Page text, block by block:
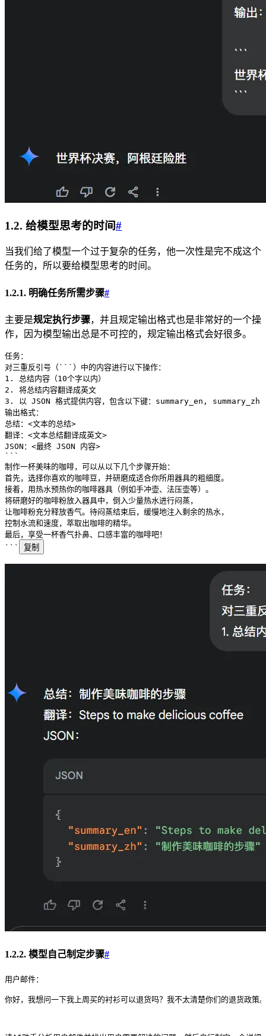
1.2. 给模型思考的时间#
当我们给了模型一个过于复杂的任务，他一次性是完不成这个
任务的，所以要给模型思考的时间。
1.2.1. 明确任务所需步骤#
主要是规定执行步骤，并且规定输出格式也是非常好的一个操
作，因为模型输出总是不可控的，规定输出格式会好很多。
任务：
对三重反引号（```）中的内容进行以下操作：
1. 总结内容（10个字以内）
2. 将总结内容翻译成英文
3. 以 JSON 格式提供内容，包含以下键：summary_en, summary_zh
输出格式：
总结：<文本的总结>
翻译：<文本总结翻译成英文>
JSON：<最终 JSON 内容>
```
制作一杯美味的咖啡，可以从以下几个步骤开始：
首先，选择你喜欢的咖啡豆，并研磨成适合你所用器具的粗细度。
接着，用热水预热你的咖啡器具（例如手冲壶、法压壶等）。
将研磨好的咖啡粉放入器具中，倒入少量热水进行闷蒸，
让咖啡粉充分释放香气。待闷蒸结束后，缓慢地注入剩余的热水，
控制水流和速度，萃取出咖啡的精华。
最后，享受一杯香气扑鼻、口感丰富的咖啡吧！
```
复制
1.2.2. 模型自己制定步骤#
用户邮件：
你好，我想问一下我上周买的衬衫可以退货吗？我不太清楚你们的退货政策